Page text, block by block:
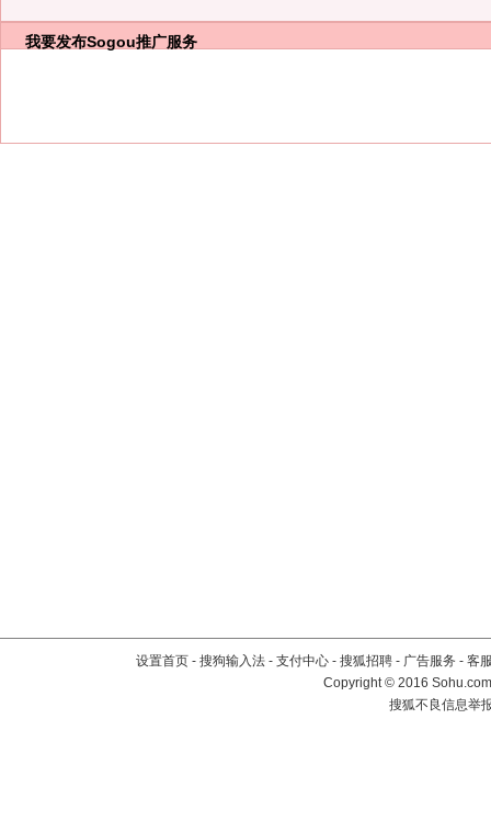
我要发布Sogou推广服务
设置首页 - 搜狗输入法 - 支付中心 - 搜狐招聘 - 广告服务 - 客
Copyright©2016
搜狐不良信息举